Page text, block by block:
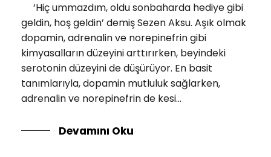
‘Hiç ummazdım, oldu sonbaharda hediye gibi
geldin, hoş geldin’ demiş Sezen Aksu. Aşık olmak
dopamin, adrenalin ve norepinefrin gibi
kimyasalların düzeyini arttırırken, beyindeki
serotonin düzeyini de düşürüyor. En basit
tanımlarıyla, dopamin mutluluk sağlarken,
adrenalin ve norepinefrin de kesi...
Devamını Oku